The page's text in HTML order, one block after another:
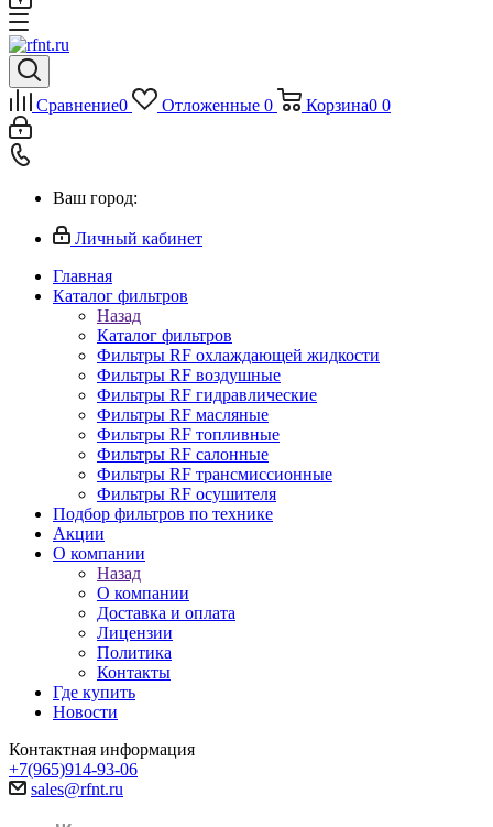
Сравнение0 Отложенные 0 Корзина0 0
Ваш город:
Личный кабинет
Главная
Каталог фильтров
Назад
Каталог фильтров
Фильтры RF охлаждающей жидкости
Фильтры RF воздушные
Фильтры RF гидравлические
Фильтры RF масляные
Фильтры RF топливные
Фильтры RF салонные
Фильтры RF трансмиссионные
Фильтры RF осушителя
Подбор фильтров по технике
Акции
О компании
Назад
О компании
Доставка и оплата
Лицензии
Политика
Контакты
Где купить
Новости
Контактная информация
+7(965)914-93-06
sales@rfnt.ru